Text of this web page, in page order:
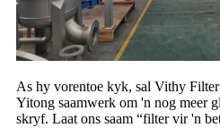
As hy vorentoe kyk, sal Vithy
Yitong saamwerk om 'n nog meer
skryf. Laat ons saam “filter vir 'n